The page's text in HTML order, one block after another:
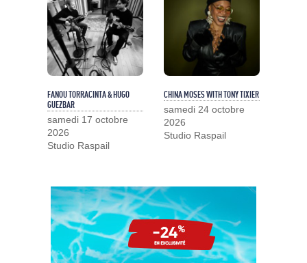
FANOU TORRACINTA & HUGO
GUEZBAR
samedi 17 octobre
2026
Studio Raspail
CHINA MOSES WITH TONY TIXIER
samedi 24 octobre
2026
Studio Raspail